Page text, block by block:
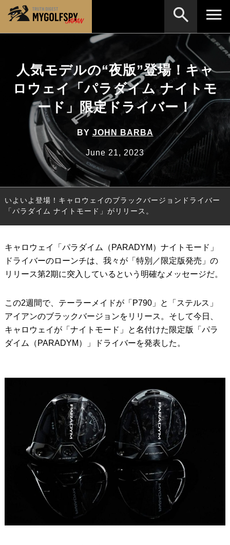
人気モデルの“夜版”登場！キャ
ロウェイ「パラダイム ナイトモ
ード」限定ドライバー！
BY JOHN BARBA
June 21, 2023
いよいよ登場！キャロウェイのブラックバージョンドライバー
「パラダイム ナイトモード」がリリース。
キャロウェイ「パラダイム（PARADYM）ナイトモード」
ドライバーのローンチは、我々が「特別／限定版発売」の
リリース第2期に突入しているという明確なメッセージだ。
この2週間で、テーラーメイドが「P790」と「ステルス」
アイアンのブラックバージョンをリリース。そして今日、
キャロウェイが「ナイトモード」と名付けた限定版「パラ
ダイム（PARADYM）」ドライバーを発表した。
テストランキング
NEW RELEASES 新製品情報
HOW TO ゴルフ上達・実践テクニック
テスト・データ検証
Golf News ゴルフニュース
REVIEWS 製品レビュー
ドライバー
FAIRWAY WOODS フェアウェイウッド
HYBRIDS ハイブリッド
IRONS アイアン
WEDGES ウェッジ
OTHER その他
Editor’s Picks 編集部のおすすめ
Our Mission 私たちの使命
MyGolfSpyJapanとは？
※メーカー名やクラブ名など、検索したい事柄を入
力してください。
検索